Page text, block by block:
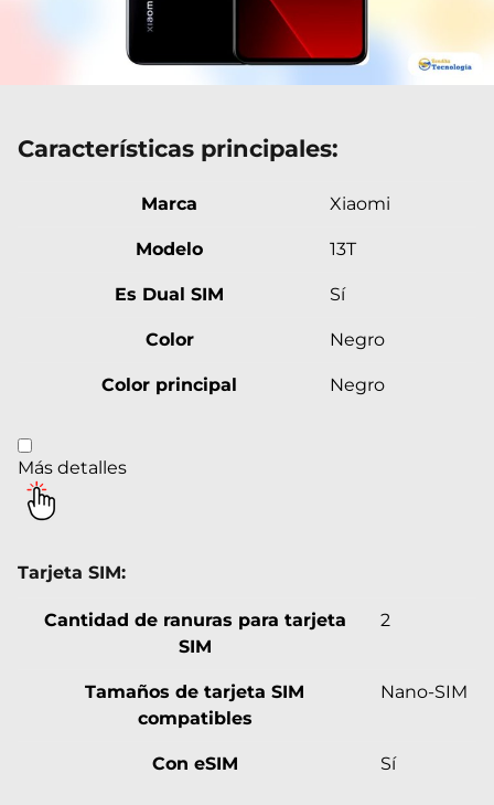
Características principales:
Marca Xiaomi
Modelo 13T
Es Dual SIM Sí
Color Negro
Color principal Negro
Más detalles
Tarjeta SIM:
Cantidad de ranuras para tarjeta
SIM
2
Tamaños de tarjeta SIM
compatibles
Nano-SIM
Con eSIM Sí